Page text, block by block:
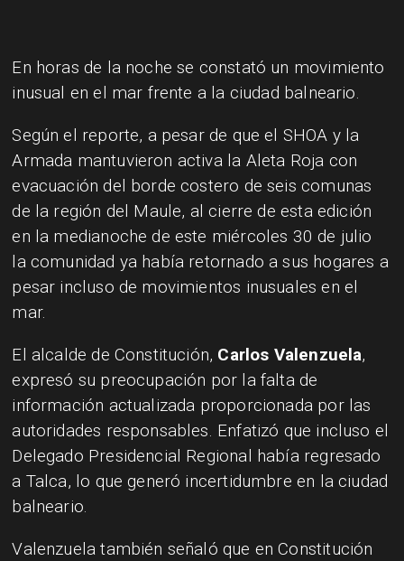
En horas de la noche se constató un movimiento
inusual en el mar frente a la ciudad balneario.
Según el reporte, a pesar de que el SHOA y la
Armada mantuvieron activa la Aleta Roja con
evacuación del borde costero de seis comunas
de la región del Maule, al cierre de esta edición
en la medianoche de este miércoles 30 de julio
la comunidad ya había retornado a sus hogares a
pesar incluso de movimientos inusuales en el
mar.
El alcalde de Constitución, Carlos Valenzuela,
expresó su preocupación por la falta de
información actualizada proporcionada por las
autoridades responsables. Enfatizó que incluso el
Delegado Presidencial Regional había regresado
a Talca, lo que generó incertidumbre en la ciudad
balneario.
Valenzuela también señaló que en Constitución